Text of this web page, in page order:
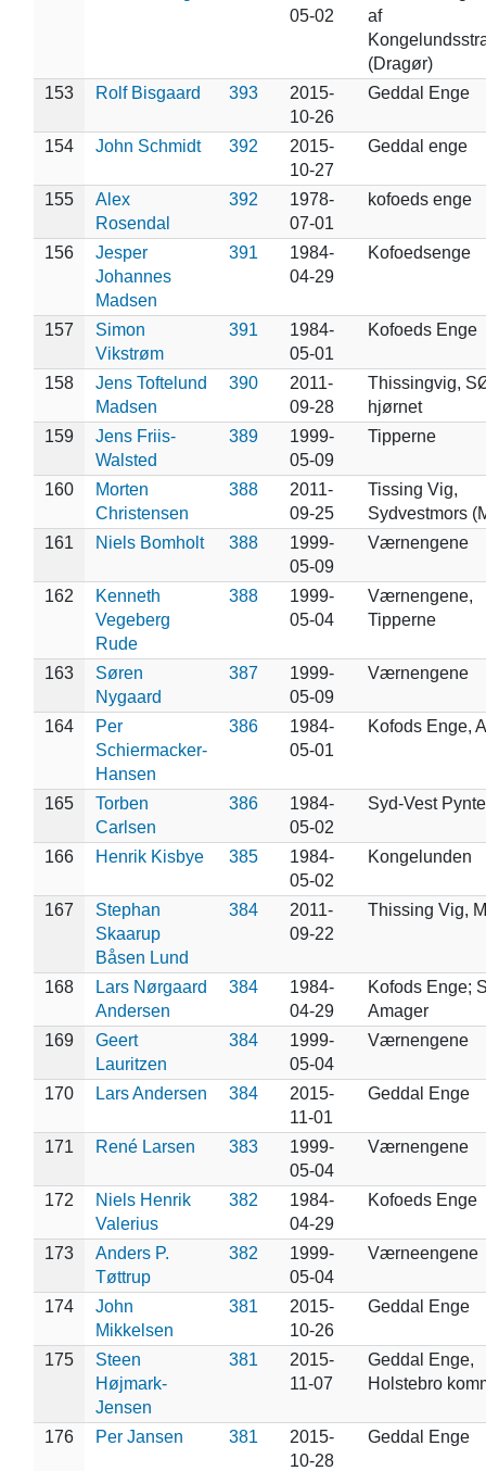
05-02
af
(Dragør)
153
Rolf Bisgaard 393
2015-
10-26
Geddal Enge
154 John Schmidt 392
2015-
10-27
Geddal enge
155
Alex
Rosendal
392
1978-
07-01
kofoeds enge
156
Jesper
Johannes
Madsen
391
1984-
04-29
Kofoedsenge
157
Simon
Vikstrøm
391
1984-
05-01
Kofoeds Enge
158
Jens Toftelund
Madsen
390
2011-
09-28
Thissingvig,
hjørnet
159
Jens Friis-
Walsted
389
1999-
05-09
Tipperne
160
Morten
Christensen
388
2011-
09-25
Tissing Vig,
Sydvestmors
161
Niels Bomholt 388
1999-
05-09
Værnengene
162
Kenneth
Vegeberg
Rude
388
1999-
05-04
Værnengene,
Tipperne
163
Søren
Nygaard
387
1999-
05-09
Værnengene
164
Per
Schiermacker-
Hansen
386
1984-
05-01
Kofods Enge,
165
Torben
Carlsen
386
1984-
05-02
Syd-Vest
166 Henrik Kisbye 385
1984-
05-02
Kongelunden
167
Stephan
Skaarup
Båsen Lund
384
2011-
09-22
Thissing Vig,
168
Lars Nørgaard
Andersen
384
1984-
04-29
Kofods Enge;
Amager
169
Geert
Lauritzen
384
1999-
05-04
Værnengene
170 Lars Andersen 384
2015-
11-01
Geddal Enge
171 René Larsen 383
1999-
05-04
Værnengene
172
Niels Henrik
Valerius
382
1984-
04-29
Kofoeds Enge
173
Anders P.
Tøttrup
382
1999-
05-04
Værneengene
174
John
Mikkelsen
381
2015-
10-26
Geddal Enge
175
Steen
Højmark-
Jensen
381
2015-
11-07
Geddal Enge,
Holstebro
176 Per Jansen 381
2015-
10-28
Geddal Enge